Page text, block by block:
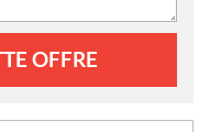
OFFRE